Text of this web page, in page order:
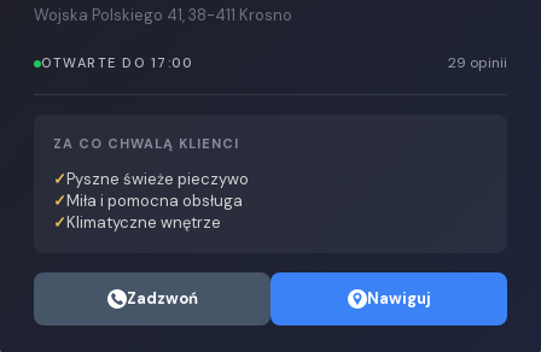
Wojska Polskiego 41, 38-411 Krosno
OTWARTE DO 17:00 29 opinii
ZA CO CHWALĄ KLIENCI
Pyszne świeże pieczywo
Miła i pomocna obsługa
Klimatyczne wnętrze
Zadzwoń Nawiguj